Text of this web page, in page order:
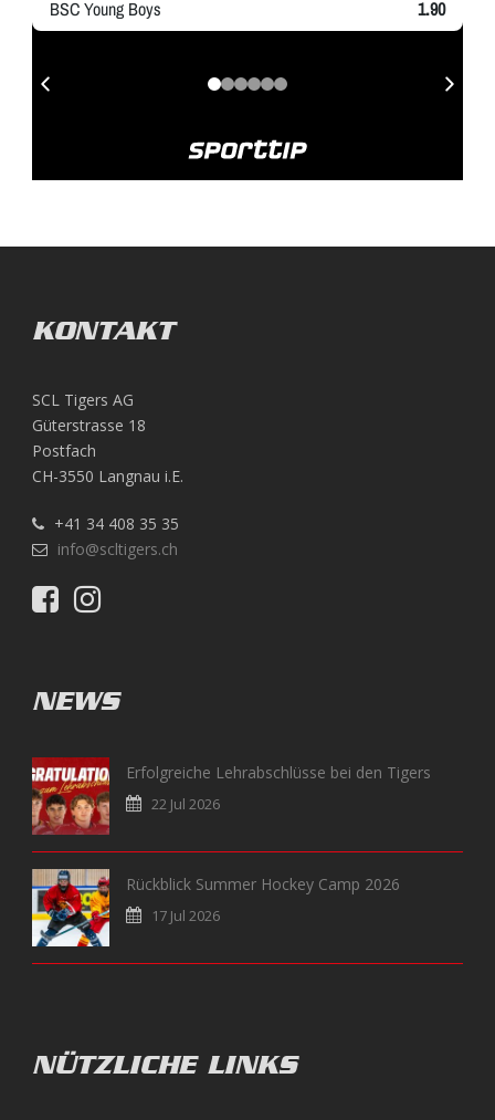
KONTAKT
SCL Tigers AG
Güterstrasse 18
Postfach
CH-3550 Langnau i.E.
+41 34 408 35 35
info@scltigers.ch
NEWS
Erfolgreiche Lehrabschlüsse bei den Tigers
22 Jul 2026
Rückblick Summer Hockey Camp 2026
17 Jul 2026
NÜTZLICHE LINKS